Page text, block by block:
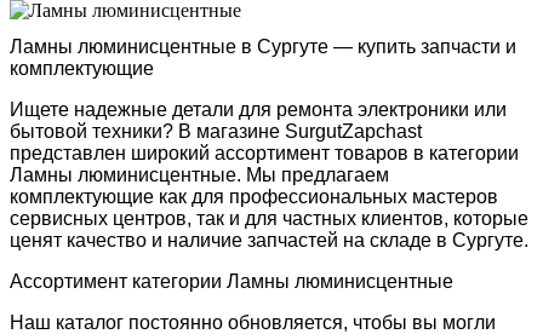
Ламны люминисцентные в Сургуте — купить запчасти и
комплектующие
Ищете надежные детали для ремонта электроники или
бытовой техники? В магазине SurgutZapchast
представлен широкий ассортимент товаров в категории
Ламны люминисцентные. Мы предлагаем
комплектующие как для профессиональных мастеров
сервисных центров, так и для частных клиентов, которые
ценят качество и наличие запчастей на складе в Сургуте.
Ассортимент категории Ламны люминисцентные
Наш каталог постоянно обновляется, чтобы вы могли